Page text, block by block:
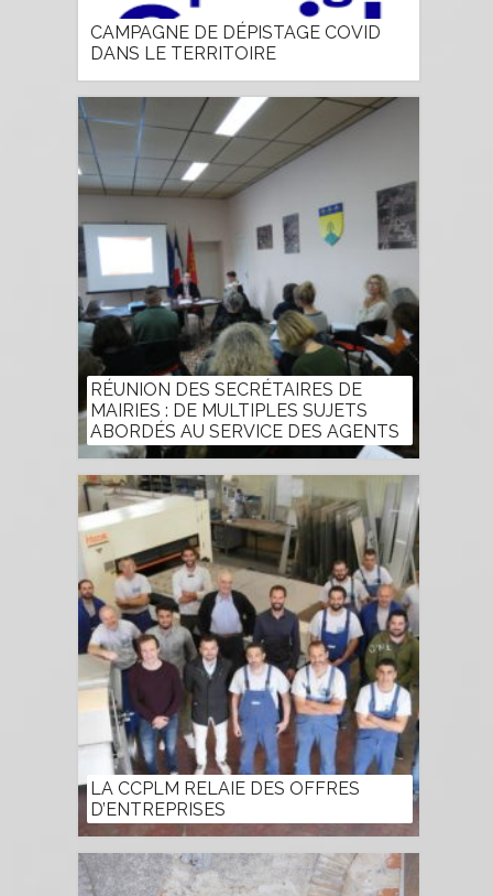
CAMPAGNE DE DÉPISTAGE COVID
DANS LE TERRITOIRE
RÉUNION DES SECRÉTAIRES DE
MAIRIES : DE MULTIPLES SUJETS
ABORDÉS AU SERVICE DES AGENTS
LA CCPLM RELAIE DES OFFRES
D’ENTREPRISES